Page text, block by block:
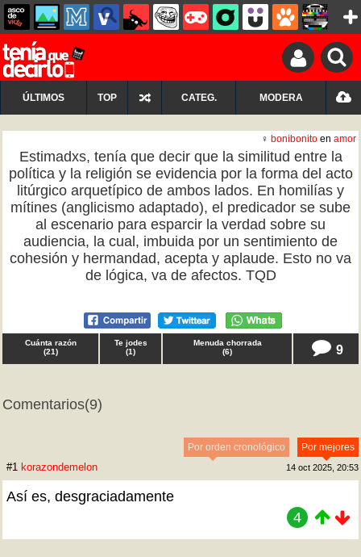
ÚLTIMOS TOP CATEG. MODERA
♀ bonibonito en amor
Estimadxs, tenía que decir que la similitud entre la
política y la religión se evidencia por la forma del acto
litúrgico arquetípico de ambos lados. En homilías y
mítines (anglicismo adaptado), el predicador se sube
al escenario para esparcir la verdad sobre su
audiencia, la cual, imbuida por un sentimiento de
cohesión y hermandad, acepta y aplaude. Esto no va
de lógica, va de afectos. TQD
Cuánta razón
(21)
Te jodes
(1)
Menuda chorrada
(6) 9
Comentarios(9)
Por mejores
Por orden cronológico
#1 korazondemelon 14 oct 2025, 20:53
Así es, desgraciadamente
4